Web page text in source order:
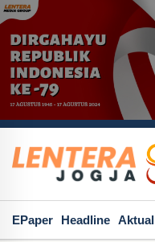
EPaper Headline Aktual